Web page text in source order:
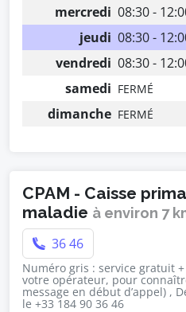
mercredi 08:30 -
jeudi 08:30 -
vendredi 08:30 -
samedi FERMÉ
dimanche FERMÉ
CPAM - Caisse
maladie à environ 7
36 46
Numéro gris : service gratuit
votre opérateur, pour
message en début d’appel) ,
le +33 184 90 36 46